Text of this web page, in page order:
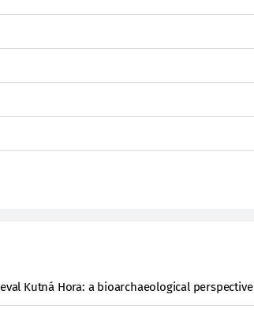
Kutná Hora: a bioarchaeological perspective